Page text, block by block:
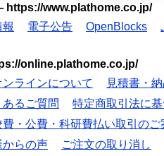
https://www.plathome.co.jp/
電子公告 OpenBlocks
online.plathome.co.jp/
ラインについて
見積書・
あるご質問
特定商取引法に
費・公費・科研費払い取引のご
からの声 ご注文の取り消し